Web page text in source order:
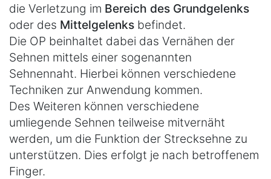
die Verletzung im Bereich des Grundgelenks
oder des Mittelgelenks befindet.
Die OP beinhaltet dabei das Vernähen der
Sehnen mittels einer sogenannten
Sehnennaht. Hierbei können verschiedene
Techniken zur Anwendung kommen.
Des Weiteren können verschiedene
umliegende Sehnen teilweise mitvernäht
werden, um die Funktion der Strecksehne zu
unterstützen. Dies erfolgt je nach betroffenem
Finger.